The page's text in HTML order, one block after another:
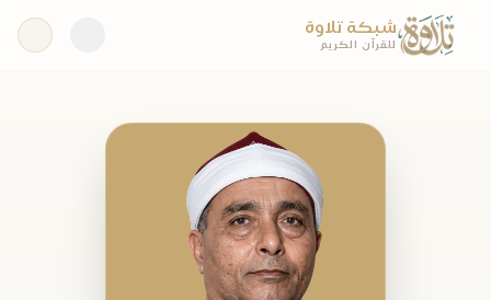
شبكة تلاوة
للقرآن الكريم